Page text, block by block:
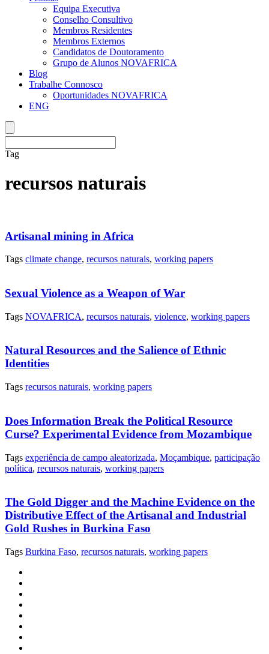
Equipa Executiva
Conselho Consultivo
Membros Residentes
Membros Externos
Candidatos de Doutoramento
Grupo de Alunos NOVAFRICA
Blog
Trabalhe Connosco
Oportunidades NOVAFRICA
ENG
Tag
recursos naturais
Artisanal mining in Africa
Tags climate change, recursos naturais, working papers
Sexual Violence as a Weapon of War
Tags NOVAFRICA, recursos naturais, violence, working papers
Natural Resources and the Salience of Ethnic
Identities
Tags recursos naturais, working papers
Does Information Break the Political Resource
Curse? Experimental Evidence from Mozambique
Tags experiência de campo aleatorizada, Moçambique, participação
política, recursos naturais, working papers
The Gold Digger and the Machine Evidence on the
Distributive Effect of the Artisanal and Industrial
Gold Rushes in Burkina Faso
Tags Burkina Faso, recursos naturais, working papers